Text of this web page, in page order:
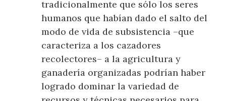
tradicionalmente que sólo los seres
humanos que habían dado el salto del
modo de vida de subsistencia –que
caracteriza a los cazadores
recolectores– a la agricultura y
ganadería organizadas podrían haber
logrado dominar la variedad de